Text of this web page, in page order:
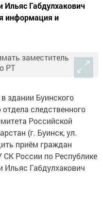
Ильяс Габдулхакович
информация и
здании Буинского
следственного
Российской
(г. Буинск, ул.
приём граждан
СК России по Республике
Ильяс Габдулхакович